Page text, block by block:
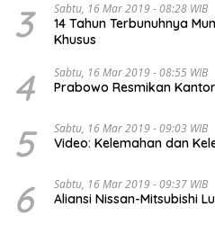
3 Sabtu, 16 Mar 2019 - 08:28 WIB
14 Tahun Terbunuhnya
Khusus
4 Sabtu, 16 Mar 2019 - 08:55 WIB
Prabowo Resmikan
5 Sabtu, 16 Mar 2019 - 09:03 WIB
Video: Kelemahan dan
6 Sabtu, 16 Mar 2019 - 09:37 WIB
Aliansi Nissan-Mitsubishi